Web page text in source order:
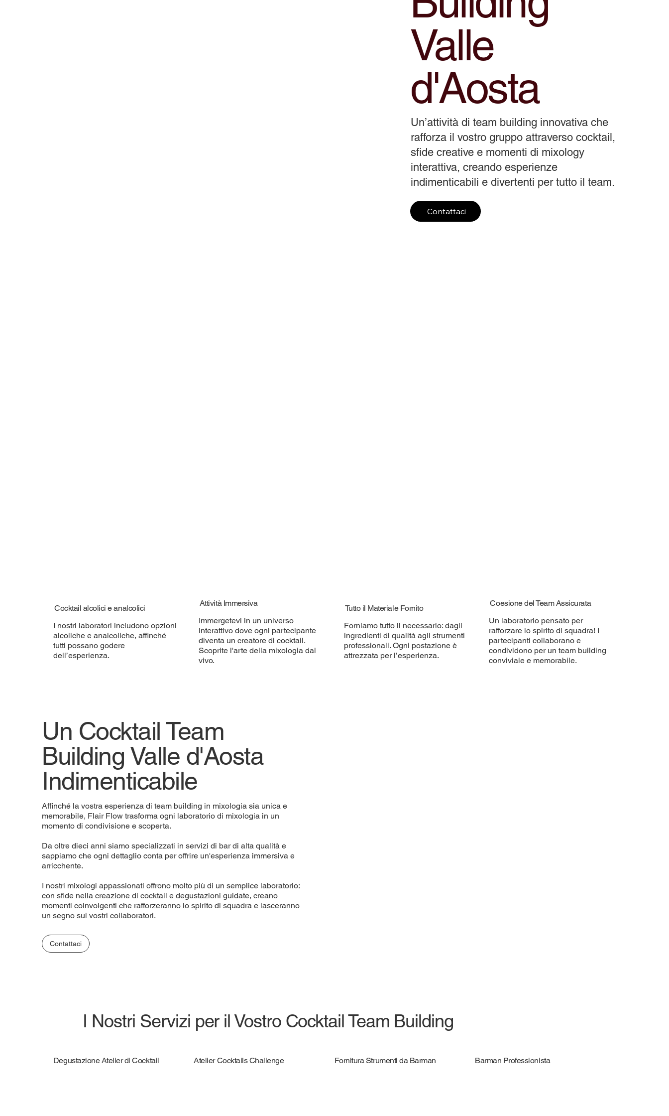
Valle
d'Aosta
Un’attività di team building innovativa che
rafforza il vostro gruppo attraverso cocktail,
sfide creative e momenti di mixology
interattiva, creando esperienze
indimenticabili e divertenti per tutto il team.
Contattaci
Cocktail alcolici e analcolici
I nostri laboratori includono opzioni
alcoliche e analcoliche, affinché
tutti possano godere
dell’esperienza.
Attività Immersiva
Immergetevi in un universo
interattivo dove ogni partecipante
diventa un creatore di cocktail.
Scoprite l'arte della mixologia dal
vivo.
Tutto il Materiale Fornito
Forniamo tutto il necessario: dagli
ingredienti di qualità agli strumenti
professionali. Ogni postazione è
attrezzata per l’esperienza.
Coesione del Team Assicurata
Un laboratorio pensato per
rafforzare lo spirito di squadra! I
partecipanti collaborano e
condividono per un team building
conviviale e memorabile.
Un Cocktail Team
Building Valle d'Aosta
Indimenticabile
Affinché la vostra esperienza di team building in mixologia sia unica e
memorabile, Flair Flow trasforma ogni laboratorio di mixologia in un
momento di condivisione e scoperta.
Da oltre dieci anni siamo specializzati in servizi di bar di alta qualità e
sappiamo che ogni dettaglio conta per offrire un'esperienza immersiva e
arricchente.
I nostri mixologi appassionati offrono molto più di un semplice laboratorio:
con sfide nella creazione di cocktail e degustazioni guidate, creano
momenti coinvolgenti che rafforzeranno lo spirito di squadra e lasceranno
un segno sui vostri collaboratori.
Contattaci
I Nostri Servizi per il Vostro Cocktail Team Building
Degustazione Atelier di Cocktail Atelier Cocktails Challenge Fornitura Strumenti da Barman Barman Professionista